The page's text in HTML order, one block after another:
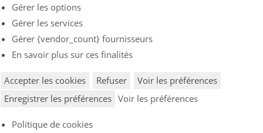
Gérer les options
Gérer les services
Gérer {vendor_count} fournisseurs
En savoir plus sur ces finalités
Accepter les cookies Refuser
Voir les préférences
Enregistrer les préférences Voir les préférences
Politique de cookies